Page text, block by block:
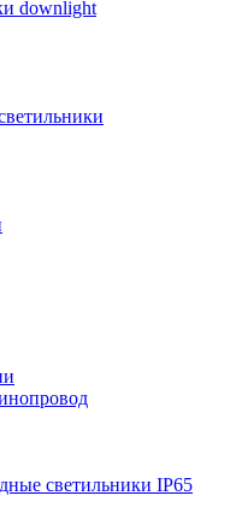
downlight
светильники IP65